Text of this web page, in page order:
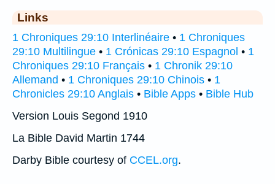
Links
1 Chroniques 29:10 Interlinéaire • 1 Chroniques
29:10 Multilingue • 1 Crónicas 29:10 Espagnol • 1
Chroniques 29:10 Français • 1 Chronik 29:10
Allemand • 1 Chroniques 29:10 Chinois • 1
Chronicles 29:10 Anglais • Bible Apps • Bible Hub
Version Louis Segond 1910
La Bible David Martin 1744
Darby Bible courtesy of CCEL.org.